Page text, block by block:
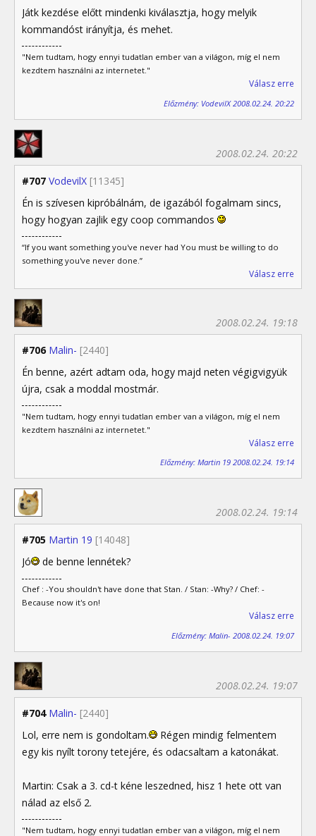
Játk kezdése előtt mindenki kiválasztja, hogy melyik
kommandóst irányítja, és mehet.
"Nem tudtam, hogy ennyi tudatlan ember van a világon, míg el nem
kezdtem használni az internetet."
Válasz erre
Előzmény: VodevilX 2008.02.24. 20:22
#707 VodevilX [11345]
2008.02.24. 20:22
Én is szívesen kipróbálnám, de igazából fogalmam sincs,
hogy hogyan zajlik egy coop commandos
“If you want something you've never had You must be willing to do
something you've never done.”
Válasz erre
#706 Malin- [2440]
2008.02.24. 19:18
Én benne, azért adtam oda, hogy majd neten végigvigyük
újra, csak a moddal mostmár.
"Nem tudtam, hogy ennyi tudatlan ember van a világon, míg el nem
kezdtem használni az internetet."
Válasz erre
Előzmény: Martin 19 2008.02.24. 19:14
#705 Martin 19 [14048]
2008.02.24. 19:14
Jó de benne lennétek?
Chef : -You shouldn't have done that Stan. / Stan: -Why? / Chef: -
Because now it's on!
Válasz erre
Előzmény: Malin- 2008.02.24. 19:07
#704 Malin- [2440]
2008.02.24. 19:07
Lol, erre nem is gondoltam.
Régen mindig felmentem
egy kis nyílt torony tetejére, és odacsaltam a katonákat.
Martin: Csak a 3. cd-t kéne leszedned, hisz 1 hete ott van
nálad az első 2.
"Nem tudtam, hogy ennyi tudatlan ember van a világon, míg el nem